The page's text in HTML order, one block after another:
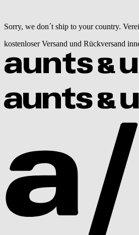
Sorry, we don´t ship to your country.
kostenloser Versand und Rückversand